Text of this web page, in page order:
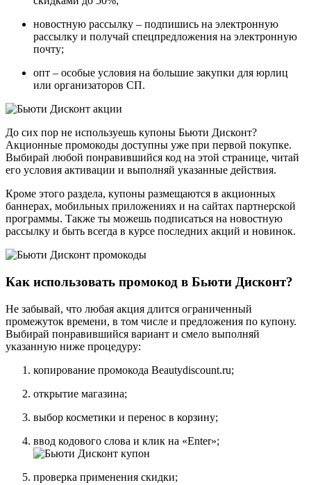
новостную рассылку – подпишись на электронную
рассылку и получай спецпредложения на электронную
почту;
опт – особые условия на большие закупки для юрлиц
или организаторов СП.
До сих пор не используешь купоны Бьюти Дисконт?
Акционные промокоды доступны уже при первой покупке.
Выбирай любой понравившийся код на этой странице, читай
его условия активации и выполняй указанные действия.
Кроме этого раздела, купоны размещаются в акционных
баннерах, мобильных приложениях и на сайтах партнерской
программы. Также ты можешь подписаться на новостную
рассылку и быть всегда в курсе последних акций и новинок.
Как использовать промокод в Бьюти Дисконт?
Не забывай, что любая акция длится ограниченный
промежуток времени, в том числе и предложения по купону.
Выбирай понравившийся вариант и смело выполняй
указанную ниже процедуру:
копирование промокода Beautydiscount.ru;
открытие магазина;
выбор косметики и перенос в корзину;
ввод кодового слова и клик на «Enter»;
проверка применения скидки;